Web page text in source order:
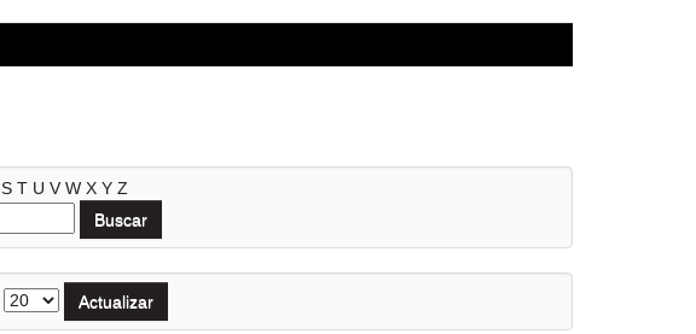
S T U V W X Y Z